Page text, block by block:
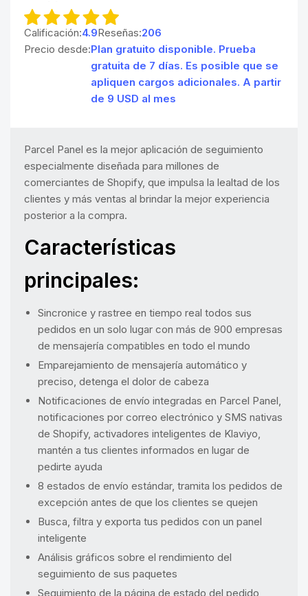
Calificación:4.9Reseñas:206
Precio desde:Plan gratuito disponible. Prueba
gratuita de 7 días. Es posible que se
apliquen cargos adicionales. A partir
de 9 USD al mes
Parcel Panel es la mejor aplicación de seguimiento
especialmente diseñada para millones de
comerciantes de Shopify, que impulsa la lealtad de los
clientes y más ventas al brindar la mejor experiencia
posterior a la compra.
Características
principales:
Sincronice y rastree en tiempo real todos sus
pedidos en un solo lugar con más de 900 empresas
de mensajería compatibles en todo el mundo
Emparejamiento de mensajería automático y
preciso, detenga el dolor de cabeza
Notificaciones de envío integradas en Parcel Panel,
notificaciones por correo electrónico y SMS nativas
de Shopify, activadores inteligentes de Klaviyo,
mantén a tus clientes informados en lugar de
pedirte ayuda
8 estados de envío estándar, tramita los pedidos de
excepción antes de que los clientes se quejen
Busca, filtra y exporta tus pedidos con un panel
inteligente
Análisis gráficos sobre el rendimiento del
seguimiento de sus paquetes
Seguimiento de la página de estado del pedido